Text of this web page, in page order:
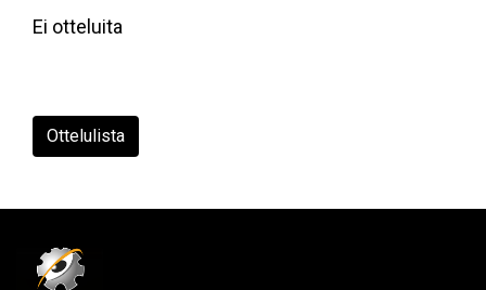
Ei otteluita
Ottelulista